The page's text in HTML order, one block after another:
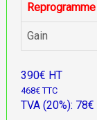
Reprogramme
Gain
390€ HT
468€ TTC
TVA (20%): 78€